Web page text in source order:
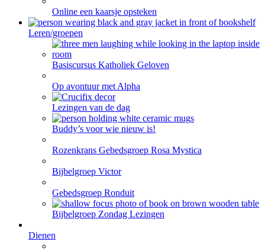
Online een kaarsje opsteken
Leren/groepen
Basiscursus Katholiek Geloven
Op avontuur met Alpha
Lezingen van de dag
Buddy’s voor wie nieuw is!
Rozenkrans Gebedsgroep Rosa Mystica
Bijbelgroep Victor
Gebedsgroep Ronduit
Bijbelgroep Zondag Lezingen
Dienen